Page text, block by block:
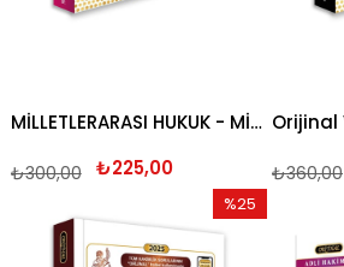
MİLLETLERARASI HUKUK - MİLLETLERARASI ÖZEL HUKUK ORİJİNAL SORU BANKASI 2025
₺225,00
₺300,00 ₺360,00
%25
İndirim